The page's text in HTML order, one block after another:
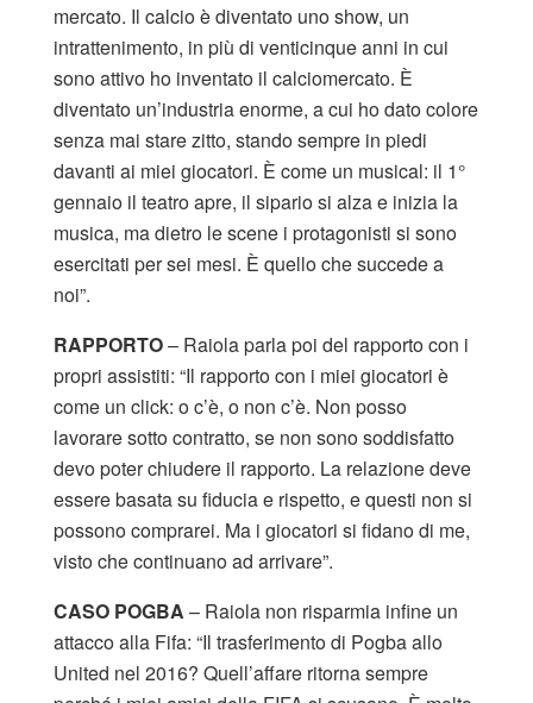
mercato. Il calcio è diventato uno show, un
intrattenimento, in più di venticinque anni in cui
sono attivo ho inventato il calciomercato. È
diventato un’industria enorme, a cui ho dato colore
senza mai stare zitto, stando sempre in piedi
davanti ai miei giocatori. È come un musical: il 1°
gennaio il teatro apre, il sipario si alza e inizia la
musica, ma dietro le scene i protagonisti si sono
esercitati per sei mesi. È quello che succede a
noi”.
RAPPORTO– Raiola parla poi del rapporto con i
propri assistiti: “Il rapporto con i miei giocatori è
come un click: o c’è, o non c’è. Non posso
lavorare sotto contratto, se non sono soddisfatto
devo poter chiudere il rapporto. La relazione deve
essere basata su fiducia e rispetto, e questi non si
possono comprarei. Ma i giocatori si fidano di me,
visto che continuano ad arrivare”.
CASO POGBA – Raiola non risparmia infine un
attacco alla Fifa: “Il trasferimento di Pogba allo
United nel 2016? Quell’affare ritorna sempre